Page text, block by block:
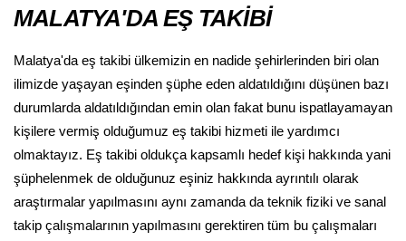
MALATYA'DA EŞ TAKİBİ
Malatya'da eş takibi ülkemizin en nadide şehirlerinden biri olan
ilimizde yaşayan eşinden şüphe eden aldatıldığını düşünen bazı
durumlarda aldatıldığından emin olan fakat bunu ispatlayamayan
kişilere vermiş olduğumuz eş takibi hizmeti ile yardımcı
olmaktayız. Eş takibi oldukça kapsamlı hedef kişi hakkında yani
şüphelenmek de olduğunuz eşiniz hakkında ayrıntılı olarak
araştırmalar yapılmasını aynı zamanda da teknik fiziki ve sanal
takip çalışmalarının yapılmasını gerektiren tüm bu çalışmaları